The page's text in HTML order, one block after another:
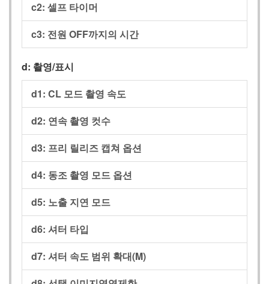
c2: 셀프 타이머
c3: 전원 OFF까지의 시간
d: 촬영/표시
d1: CL 모드 촬영 속도
d2: 연속 촬영 컷수
d3: 프리 릴리즈 캡쳐 옵션
d4: 동조 촬영 모드 옵션
d5: 노출 지연 모드
d6: 셔터 타입
d7: 셔터 속도 범위 확대(M)